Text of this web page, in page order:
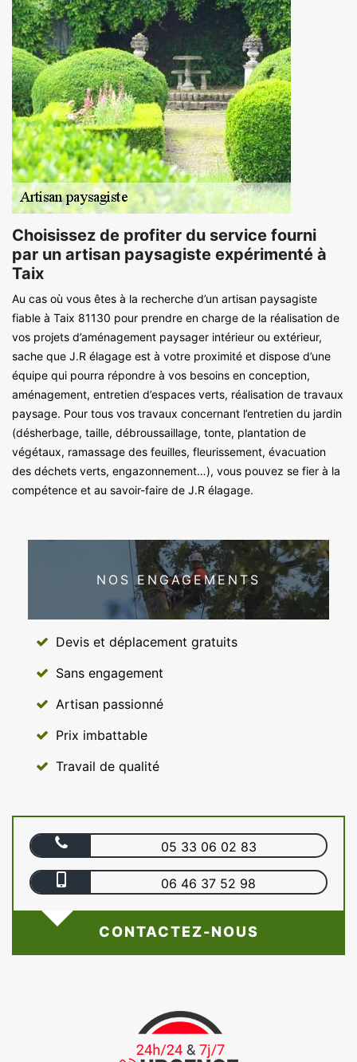
Choisissez de profiter du service fourni
par un artisan paysagiste expérimenté à
Taix
Au cas où vous êtes à la recherche d’un artisan paysagiste
fiable à Taix 81130 pour prendre en charge de la réalisation de
vos projets d’aménagement paysager intérieur ou extérieur,
sache que J.R élagage est à votre proximité et dispose d’une
équipe qui pourra répondre à vos besoins en conception,
aménagement, entretien d’espaces verts, réalisation de travaux
paysage. Pour tous vos travaux concernant l’entretien du jardin
(désherbage, taille, débroussaillage, tonte, plantation de
végétaux, ramassage des feuilles, fleurissement, évacuation
des déchets verts, engazonnement…), vous pouvez se fier à la
compétence et au savoir-faire de J.R élagage.
NOS ENGAGEMENTS
Devis et déplacement gratuits
Sans engagement
Artisan passionné
Prix imbattable
Travail de qualité
05 33 06 02 83
06 46 37 52 98
CONTACTEZ-NOUS